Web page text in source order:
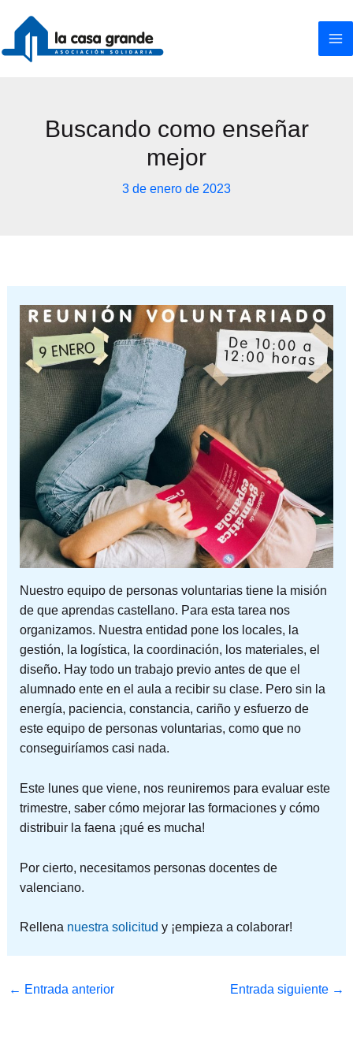
contenido
Buscando como enseñar
mejor
3 de enero de 2023
Nuestro equipo de personas voluntarias tiene la misión
de que aprendas castellano. Para esta tarea nos
organizamos. Nuestra entidad pone los locales, la
gestión, la logística, la coordinación, los materiales, el
diseño. Hay todo un trabajo previo antes de que el
alumnado ente en el aula a recibir su clase. Pero sin la
energía, paciencia, constancia, cariño y esfuerzo de
este equipo de personas voluntarias, como que no
conseguiríamos casi nada.
Este lunes que viene, nos reuniremos para evaluar este
trimestre, saber cómo mejorar las formaciones y cómo
distribuir la faena ¡qué es mucha!
Por cierto, necesitamos personas docentes de
valenciano.
Rellena nuestra solicitud y ¡empieza a colaborar!
← Entrada anterior Entrada siguiente →